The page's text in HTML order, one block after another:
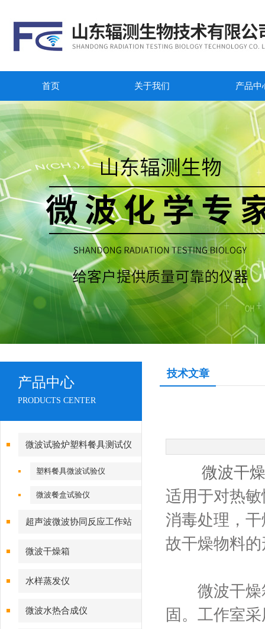
首页 关于我们 产品中
产品中心
PRODUCTS CENTER
微波试验炉塑料餐具测试仪
塑料餐具微波试验仪
微波餐盒试验仪
超声波微波协同反应工作站
微波干燥箱
水样蒸发仪
微波水热合成仪
技术文章
微波干
适用于对热
消毒处理，
故干燥物料
微波干燥箱
固。工作室